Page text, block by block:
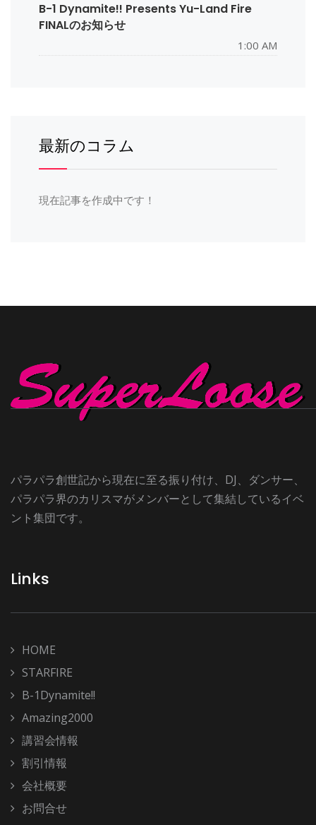
B-1 Dynamite!! Presents Yu-Land Fire
FINALのお知らせ
1:00 AM
最新のコラム
現在記事を作成中です！
パラパラ創世記から現在に至る振り付け、DJ、ダンサー、
パラパラ界のカリスマがメンバーとして集結しているイベ
ント集団です。
Links
HOME
STARFIRE
B-1Dynamite!!
Amazing2000
講習会情報
割引情報
会社概要
お問合せ